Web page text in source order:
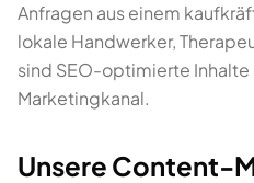
Anfragen aus einem
lokale Handwerker,
sind SEO-optimierte
Marketingkanal.
Unsere Content-